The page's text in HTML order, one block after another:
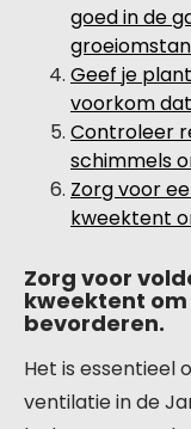
goed in de
Geef je
voorkom
Controleer
schimmels
Zorg voor
kweektent
Zorg voor
kweektent
bevorderen.
Het is essentieel
ventilatie in de